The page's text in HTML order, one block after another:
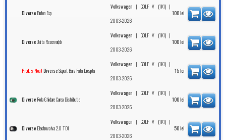
Diverse Buton Esp
Volkswagen | GOLF V (1K1)|
2003-2026
100 lei
DiverseUsita Rezervor,hb
Volkswagen | GOLF V (1K1)|
2003-2026
100 lei
Produs Nou! DiverseSuport Bara Fata Dreapta
Volkswagen | GOLF V (1K1)|
2003-2026
15 lei
Diverse Rola Ghidare Curea Distributie
Volkswagen | GOLF V (1K1)|
2003-2026
100 lei
Diverse Electrovalva 2.0 TDI
Volkswagen | GOLF V (1K1)|
2003-2026
50 lei